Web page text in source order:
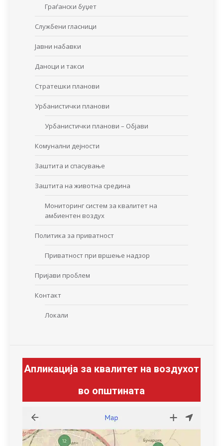
Граѓански буџет
Службени гласници
Јавни набавки
Даноци и такси
Стратешки планови
Урбанистички планови
Урбанистички планови – Објави
Комунални дејности
Заштита и спасување
Заштита на животна средина
Мониторинг систем за квалитет на
амбиентен воздух
Политика за приватност
Приватност при вршење надзор
Пријави проблем
Контакт
Локали
Апликација за квалитет на воздухот
во општината